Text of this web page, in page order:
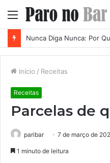
Menu
Início / Receitas
Receitas
Parcelas de
paribar 7 de março de
1 minuto de leitura